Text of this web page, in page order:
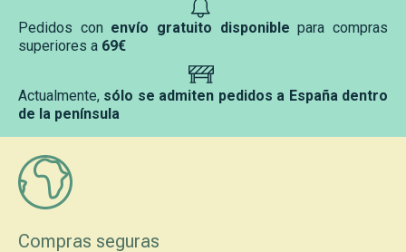
Pedidos con envío gratuito disponible para compras
superiores a 69€
Actualmente, sólo se admiten pedidos a España dentro
de la península
Compras seguras